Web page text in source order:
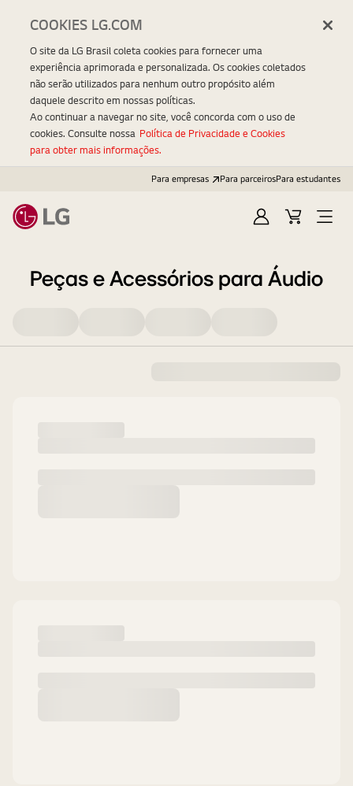
Para empresas Para parceirosPara estudantes
EntrarCarrinhoOpen
Peças e Acessórios para Áudio
COOKIES LG.COM
O site da LG Brasil coleta cookies para fornecer uma
experiência aprimorada e personalizada. Os cookies coletados
não serão utilizados para nenhum outro propósito além
daquele descrito em nossas políticas.
Ao continuar a navegar no site, você concorda com o uso de
cookies. Consulte nossa Política de Privacidade e Cookies
para obter mais informações.